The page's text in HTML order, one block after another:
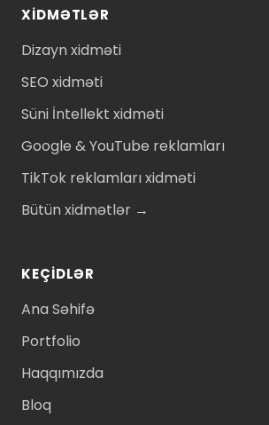
XIDMƏTLƏR
Dizayn xidməti
SEO xidməti
Süni İntellekt xidməti
Google & YouTube reklamları
TikTok reklamları xidməti
Bütün xidmətlər →
KEÇIDLƏR
Ana Səhifə
Portfolio
Haqqımızda
Bloq